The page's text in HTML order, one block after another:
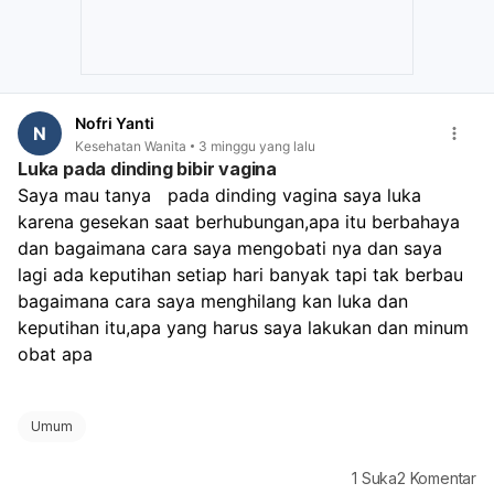
N Nofri Yanti
Kesehatan Wanita 3 minggu yang lalu
Luka pada dinding bibir vagina
Saya mau tanya   pada dinding vagina saya luka
karena gesekan saat berhubungan,apa itu berbahaya
dan bagaimana cara saya mengobati nya dan saya
lagi ada keputihan setiap hari banyak tapi tak berbau
bagaimana cara saya menghilang kan luka dan
keputihan itu,apa yang harus saya lakukan dan minum
obat apa
Umum
1 Suka2 Komentar